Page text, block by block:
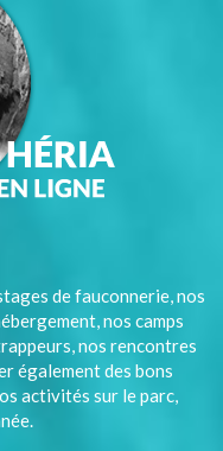
de fauconnerie, nos
nos camps
nos rencontres
également des bons
activités sur le parc,